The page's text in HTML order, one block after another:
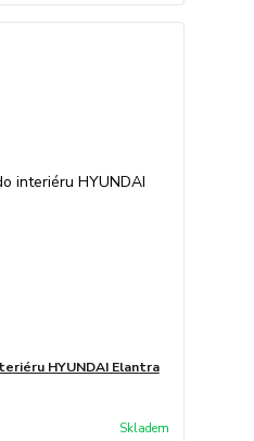
HYUNDAI Elantra
Skladem